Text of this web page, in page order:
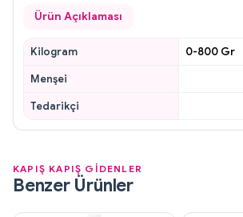
Ürün Açıklaması
Kilogram
0-800 Gr
Menşei
Tedarikçi
KAPIŞ KAPIŞ GİDENLER
Benzer Ürünler